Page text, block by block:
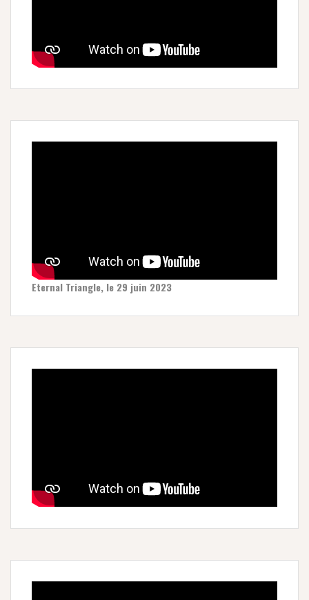
Eternal Triangle, le 29 juin 2023